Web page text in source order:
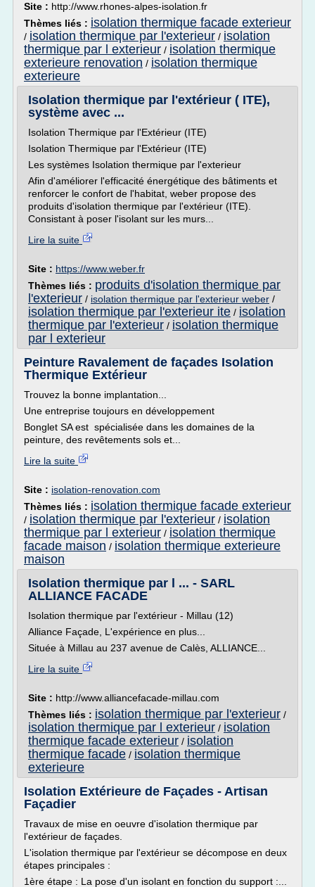
Site : http://www.rhones-alpes-isolation.fr
Thèmes liés : isolation thermique facade exterieur
/ isolation thermique par l'exterieur / isolation
thermique par l exterieur / isolation thermique
exterieure renovation / isolation thermique
exterieure
Isolation thermique par l'extérieur ( ITE),
système avec ...
Isolation Thermique par l'Extérieur (ITE)
Isolation Thermique par l'Extérieur (ITE)
Les systèmes Isolation thermique par l'exterieur
Afin d'améliorer l'efficacité énergétique des bâtiments et
renforcer le confort de l'habitat, weber propose des
produits d'isolation thermique par l'extérieur (ITE).
Consistant à poser l'isolant sur les murs...
Lire la suite
Site : https://www.weber.fr
Thèmes liés : produits d'isolation thermique par
l'exterieur / isolation thermique par l'exterieur weber /
isolation thermique par l'exterieur ite / isolation
thermique par l'exterieur / isolation thermique
par l exterieur
Peinture Ravalement de façades Isolation
Thermique Extérieur
Trouvez la bonne implantation...
Une entreprise toujours en développement
Bonglet SA est spécialisée dans les domaines de la
peinture, des revêtements sols et...
Lire la suite
Site : isolation-renovation.com
Thèmes liés : isolation thermique facade exterieur
/ isolation thermique par l'exterieur / isolation
thermique par l exterieur / isolation thermique
facade maison / isolation thermique exterieure
maison
Isolation thermique par l ... - SARL
ALLIANCE FACADE
Isolation thermique par l'extérieur - Millau (12)
Alliance Façade, L'expérience en plus...
Située à Millau au 237 avenue de Calès, ALLIANCE...
Lire la suite
Site : http://www.alliancefacade-millau.com
Thèmes liés : isolation thermique par l'exterieur /
isolation thermique par l exterieur / isolation
thermique facade exterieur / isolation
thermique facade / isolation thermique
exterieure
Isolation Extérieure de Façades - Artisan
Façadier
Travaux de mise en oeuvre d'isolation thermique par
l'extérieur de façades.
L'isolation thermique par l'extérieur se décompose en deux
étapes principales :
1ère étape : La pose d'un isolant en fonction du support :...